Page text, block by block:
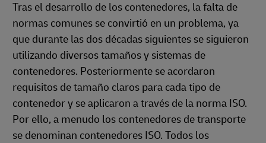
Tras el desarrollo de los contenedores, la falta de
normas comunes se convirtió en un problema, ya
que durante las dos décadas siguientes se siguieron
utilizando diversos tamaños y sistemas de
contenedores. Posteriormente se acordaron
requisitos de tamaño claros para cada tipo de
contenedor y se aplicaron a través de la norma ISO.
Por ello, a menudo los contenedores de transporte
se denominan contenedores ISO. Todos los